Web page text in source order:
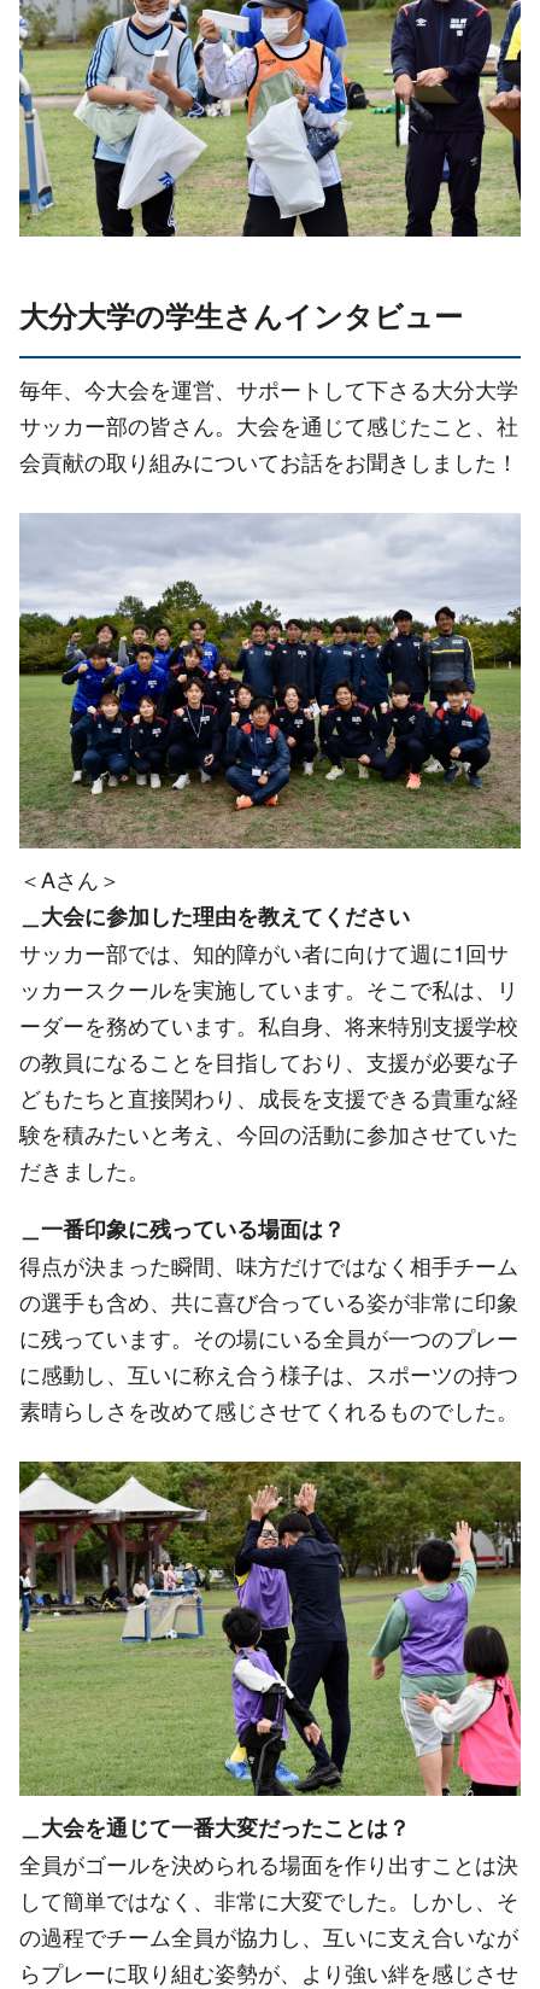
大分大学の学生さんインタビュー
毎年、今大会を運営、サポートして下さる大分大学
サッカー部の皆さん。大会を通じて感じたこと、社
会貢献の取り組みについてお話をお聞きしました！
＜Aさん＞
＿大会に参加した理由を教えてください
サッカー部では、知的障がい者に向けて週に1回サ
ッカースクールを実施しています。そこで私は、リ
ーダーを務めています。私自身、将来特別支援学校
の教員になることを目指しており、支援が必要な子
どもたちと直接関わり、成長を支援できる貴重な経
験を積みたいと考え、今回の活動に参加させていた
だきました。
＿一番印象に残っている場面は？
得点が決まった瞬間、味方だけではなく相手チーム
の選手も含め、共に喜び合っている姿が非常に印象
に残っています。その場にいる全員が一つのプレー
に感動し、互いに称え合う様子は、スポーツの持つ
素晴らしさを改めて感じさせてくれるものでした。
＿大会を通じて一番大変だったことは？
全員がゴールを決められる場面を作り出すことは決
して簡単ではなく、非常に大変でした。しかし、そ
の過程でチーム全員が協力し、互いに支え合いなが
らプレーに取り組む姿勢が、より強い絆を感じさせ